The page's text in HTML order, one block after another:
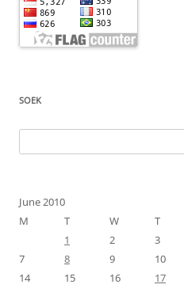
SOEK
for:
June 2010
M
T W T
1
2 3
7
8 9 10
14
15 16 17